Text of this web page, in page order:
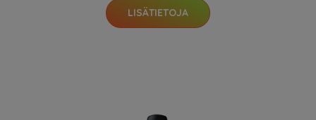
LISÄTIETOJA